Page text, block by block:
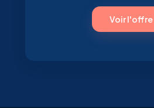
Voir l'offre